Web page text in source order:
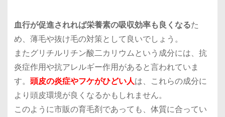
血行が促進されれば栄養素の吸収効率も良くなるた
め、薄毛や抜け毛の対策として良いでしょう。
またグリチルリチン酸二カリウムという成分には、抗
炎症作用や抗アレルギー作用があると言われていま
す。 頭皮の炎症やフケがひどい人は、これらの成分に
より頭皮環境が良くなるかもしれません。
このように市販の育毛剤であっても、体質に合ってい